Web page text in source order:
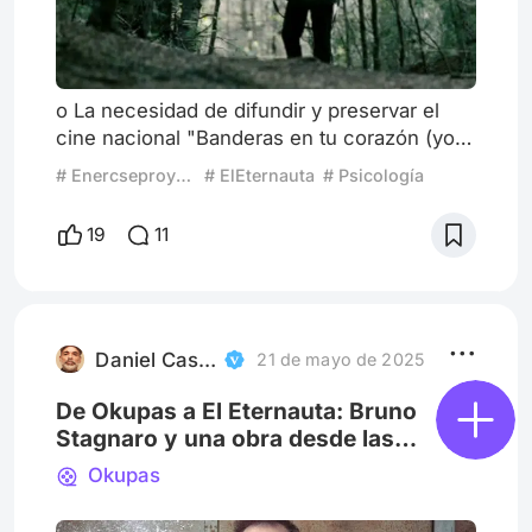
o La necesidad de difundir y preservar el
cine nacional "Banderas en tu corazón (yo
quiero verlas) odeando, luzca el Sol o no"
(Los Redondos) Es menester defender el
arte, siempre. Es menester también
defender la naturaleza política, identitaria,
irrenunciable, respo
# Enercseproyecta # ElEternauta # Psicología
19 11
Daniel Castelo 21 de mayo de 2025
De Okupas a El Eternauta: Bruno
Stagnaro y una obra desde las
trincheras
Okupas